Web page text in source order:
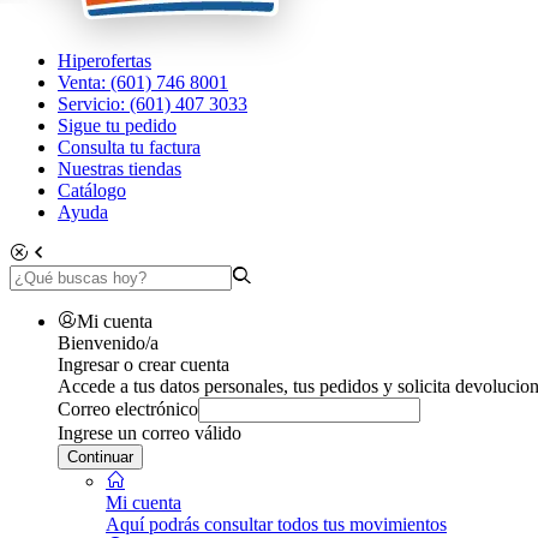
Hiperofertas
Venta: (601) 746 8001
Servicio: (601) 407 3033
Sigue tu pedido
Consulta tu factura
Nuestras tiendas
Catálogo
Ayuda
Mi cuenta
Bienvenido/a
Ingresar o crear cuenta
Accede a tus datos personales, tus pedidos y solicita
Correo electrónico
Ingrese un correo válido
Continuar
Mi cuenta
Aquí podrás consultar todos tus movimientos